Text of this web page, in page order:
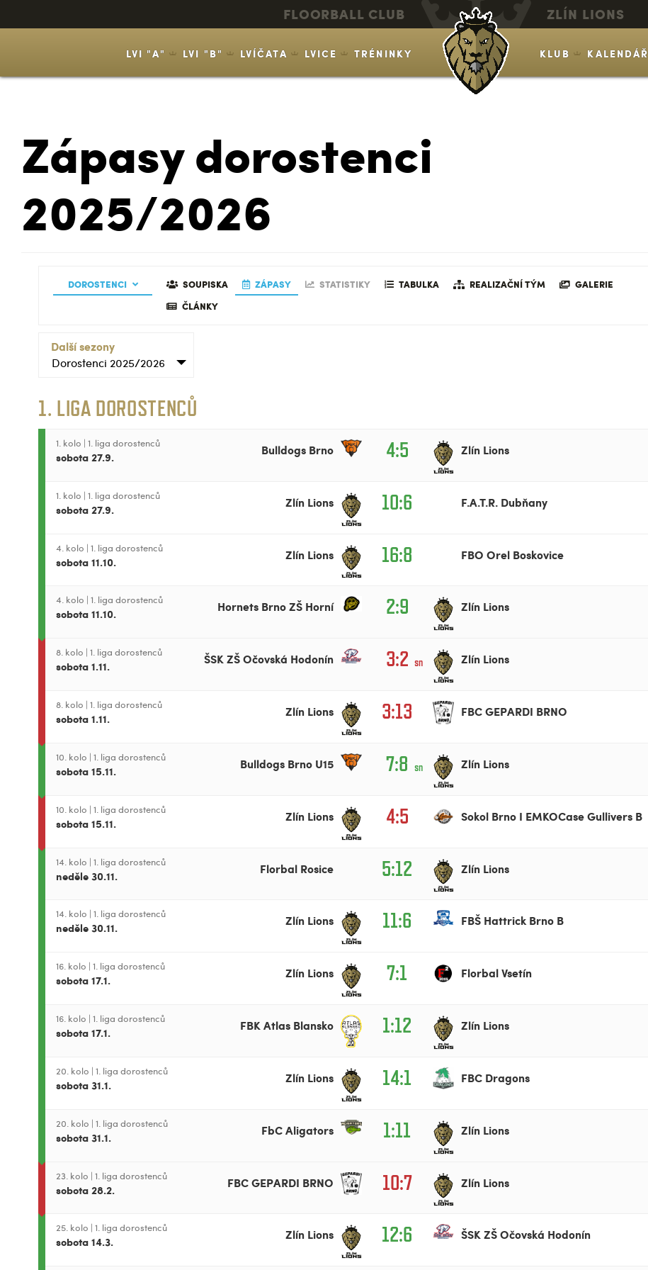
FLOORBALL CLUB ZLÍN LIONS
LVI "A" LVI "B" LVÍČATA LVICE TRÉNINKY KLUB KALENDÁŘ
Zápasy dorostenci
2025/2026
DOROSTENCI
GALERIE SOUPISKA ZÁPASY STATISTIKY TABULKA REALIZAČNÍ TÝM
GALERIE
ČLÁNKY
Další sezony
Dorostenci 2025/2026
1. LIGA DOROSTENCŮ
1. kolo | 1. liga dorostenců
sobota 27.9. Bulldogs Brno 4:5 Zlín Lions
1. kolo | 1. liga dorostenců
sobota 27.9. Zlín Lions 10:6 F.A.T.R. Dubňany
4. kolo | 1. liga dorostenců
sobota 11.10. Zlín Lions 16:8 FBO Orel Boskovice
4. kolo | 1. liga dorostenců
sobota 11.10. Hornets Brno ZŠ Horní 2:9 Zlín Lions
8. kolo | 1. liga dorostenců
sobota 1.11. ŠSK ZŠ Očovská Hodonín 3:2 sn Zlín Lions
8. kolo | 1. liga dorostenců
sobota 1.11. Zlín Lions 3:13 FBC GEPARDI BRNO
10. kolo | 1. liga dorostenců
sobota 15.11. Bulldogs Brno U15 7:8 sn Zlín Lions
10. kolo | 1. liga dorostenců
sobota 15.11. Zlín Lions 4:5 Sokol Brno I EMKOCase Gullivers B
14. kolo | 1. liga dorostenců
neděle 30.11. Florbal Rosice 5:12 Zlín Lions
14. kolo | 1. liga dorostenců
neděle 30.11. Zlín Lions 11:6 FBŠ Hattrick Brno B
16. kolo | 1. liga dorostenců
sobota 17.1. Zlín Lions 7:1 Florbal Vsetín
16. kolo | 1. liga dorostenců
sobota 17.1. FBK Atlas Blansko 1:12 Zlín Lions
20. kolo | 1. liga dorostenců
sobota 31.1. Zlín Lions 14:1 FBC Dragons
20. kolo | 1. liga dorostenců
sobota 31.1. FbC Aligators 1:11 Zlín Lions
23. kolo | 1. liga dorostenců
sobota 28.2. FBC GEPARDI BRNO 10:7 Zlín Lions
25. kolo | 1. liga dorostenců
sobota 14.3. Zlín Lions 12:6 ŠSK ZŠ Očovská Hodonín